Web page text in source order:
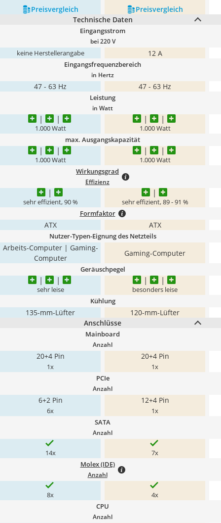
Preis­vergleich
Preis­vergleich
Technische Daten
Eingangsstrom
bei 220 V
keine Herstellerangabe 12 A
Eingangsfrequenzbereich
in Hertz
47 - 63 Hz 47 - 63 Hz
Leistung
in Watt
1.000 Watt 1.000 Watt
max. Ausgangskapazität
1.000 Watt 1.000 Watt
Wirkungsgrad
Effizienz
sehr effizient, 90 % sehr effizient, 89 - 91 %
Formfaktor
ATX ATX
Nutzer-Typen-Eignung des Netzteils
Arbeits-Computer | Gaming-
Computer
Gaming-Computer
Geräuschpegel
sehr leise besonders leise
Kühlung
135-mm-Lüfter
120-mm-Lüfter
Anschlüsse
Mainboard
Anzahl
20+4 Pin
1x
20+4 Pin
1x
PCIe
Anzahl
6+2 Pin
6x
12+4 Pin
1x
SATA
Anzahl
14x 7x
Molex (IDE)
Anzahl
8x 4x
CPU
Anzahl